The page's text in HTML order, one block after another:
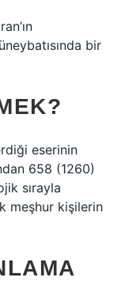
bir
eserinin
658 (1260)
sırayla
meşhur kişilerin